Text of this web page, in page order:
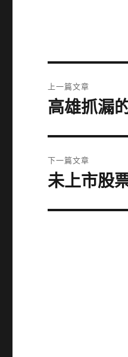
章
上一篇文章
上
篇
文
章:
高雄抓漏
下一篇文章
下
篇
未上市股